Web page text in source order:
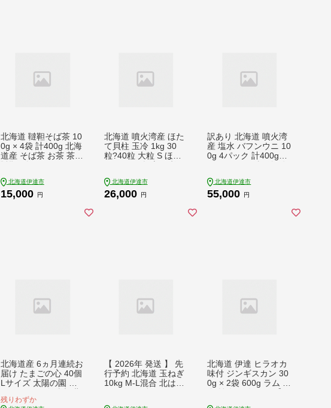
北海道 韃靼そば茶 10
0g × 4袋 計400g 北海
道産 そば茶 お茶 茶
飲み物 ルチン ホット
冷茶 お茶漬け グラノ
北海道伊達市
15,000 円
北海道 噴火湾産 ほた
て貝柱 玉冷 1kg 30
粒?40粒 大粒 S ほた
寿司 バター焼き 醤油
わさび 送料無料【552
北海道伊達市
26,000 円
訳あり 北海道 噴火湾
産 塩水 バフンウニ 10
0g 4パック 計400g
海の幸 魚介類 ウニ丼
お寿司 濃厚 無添加 産
北海道伊達市
55,000 円
北海道産 6ヵ月連続お
届け たまごの心 40個
Lサイズ 太陽の園 の
海道 伊達市 たまご 卵
残りわずか
【 2026年 発送 】 先
行予約 北海道 玉ねぎ
10kg M-L混合 北はや
北海道 伊達 ヒラオカ
味付 ジンギスカン 30
0g × 2袋 600g ラム 羊